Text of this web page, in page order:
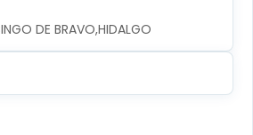
DE BRAVO,HIDALGO